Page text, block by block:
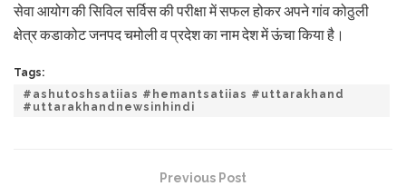
सेवा आयोग की सिविल सर्विस की परीक्षा में सफल होकर अपने गांव कोठुली
क्षेत्र कडाकोट जनपद चमोली व प्रदेश का नाम देश में ऊंचा किया है।
Tags:
#ashutoshsatiias #hemantsatiias #uttarakhand
#uttarakhandnewsinhindi
Previous Post